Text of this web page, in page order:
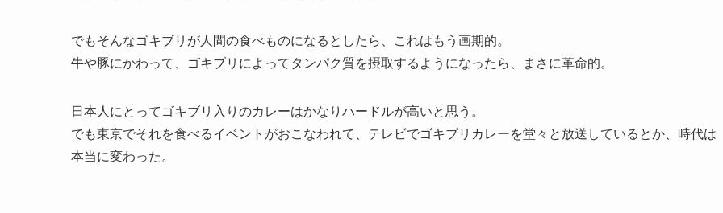
でもそんなゴキブリが人間の食べものになるとしたら、これはもう画期的。
牛や豚にかわって、ゴキブリによってタンパク質を摂取するようになったら、まさに革命的。
日本人にとってゴキブリ入りのカレーはかなりハードルが高いと思う。
でも東京でそれを食べるイベントがおこなわれて、テレビでゴキブリカレーを堂々と放送しているとか、時代は
本当に変わった。